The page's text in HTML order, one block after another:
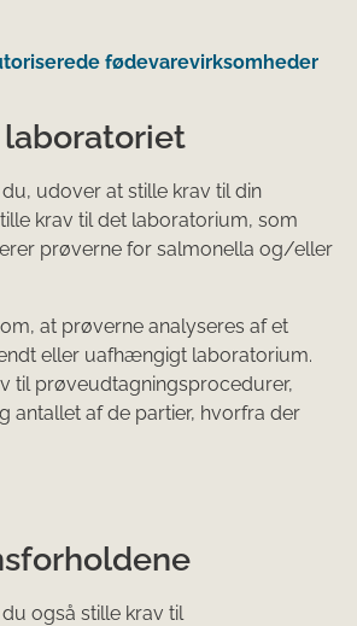
fødevarevirksomheder
udover at stille krav til din
krav til det laboratorium, som
prøverne for salmonella og/eller
at prøverne analyseres af et
eller uafhængigt laboratorium.
til prøveudtagningsprocedurer,
antallet af de partier, hvorfra der
også stille krav til